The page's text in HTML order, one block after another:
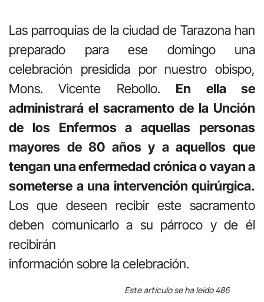
Las parroquias de la ciudad de Tarazona han
preparado para ese domingo una
celebración presidida por nuestro obispo,
Mons. Vicente Rebollo. En ella se
administrará el sacramento de la Unción
de los Enfermos a aquellas personas
mayores de 80 años y a aquellos que
tengan una enfermedad crónica o vayan a
someterse a una intervención quirúrgica.
Los que deseen recibir este sacramento
deben comunicarlo a su párroco y de él
recibirán
información sobre la celebración.
Este artículo se ha leído 486